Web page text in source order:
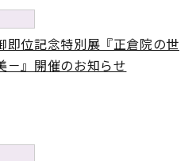
即位記念特別展『正倉院の世
－』開催のお知らせ